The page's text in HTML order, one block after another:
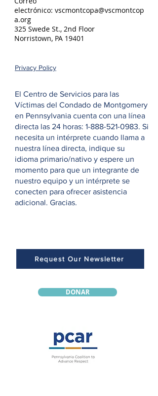
electrónico: vscmontcopa@vscmontcop
a.org
325 Swede St., 2nd Floor
Norristown, PA 19401
Privacy Policy
El Centro de Servicios para las
Víctimas del Condado de Montgomery
en Pennsylvania cuenta con una línea
directa las 24 horas: 1-888-521-0983. Si
necesita un intérprete cuando llama a
nuestra línea directa, indique su
idioma primario/nativo y espere un
momento para que un integrante de
nuestro equipo y un intérprete se
conecten para ofrecer asistencia
adicional. Gracias.
Request Our Newsletter
DONAR